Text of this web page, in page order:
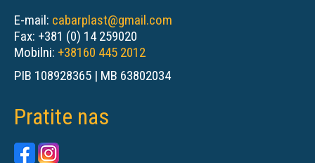
E-mail: cabarplast@gmail.com
Fax: +381 (0) 14 259020
Mobilni: +38160 445 2012
PIB 108928365 | MB 63802034
Pratite nas